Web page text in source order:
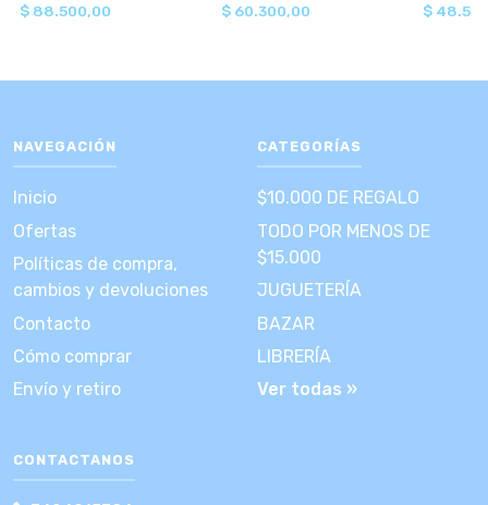
$ 88.500,00 $ 60.300,00 $
NAVEGACIÓN
Inicio
Ofertas
Políticas de compra,
cambios y devoluciones
Contacto
Cómo comprar
Envío y retiro
CATEGORÍAS
$10.000 DE REGALO
TODO POR MENOS DE
$15.000
JUGUETERÍA
BAZAR
LIBRERÍA
Ver todas »
CONTACTANOS